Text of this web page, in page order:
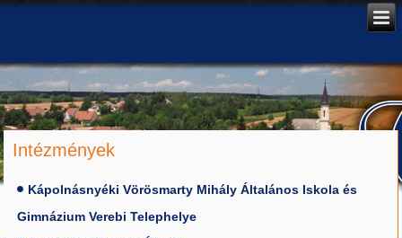
Intézmények
Kápolnásnyéki Vörösmarty Mihály Általános Iskola és
Gimnázium Verebi Telephelye